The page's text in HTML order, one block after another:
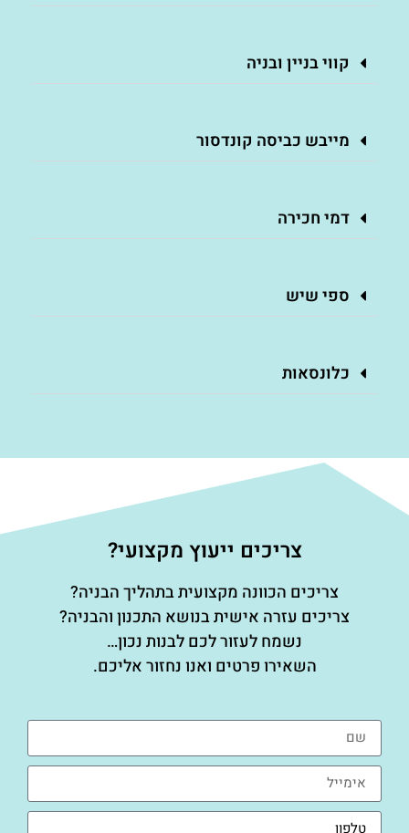
קווי בניין ובניה
מייבש כביסה קונדסור
דמי חכירה
ספי שיש
כלונסאות
צריכים ייעוץ מקצועי?
צריכים הכוונה מקצועית בתהליך הבניה?
צריכים עזרה אישית בנושא התכנון והבניה?
נשמח לעזור לכם לבנות נכון…
השאירו פרטים ואנו נחזור אליכם.